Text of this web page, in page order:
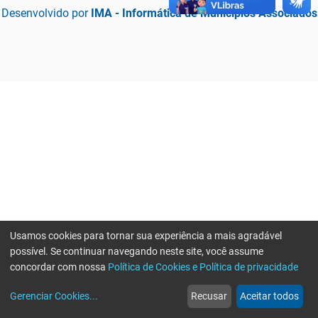
Desenvolvido por IMA - Informática de Municípios Associados
web
Notícias
more_horiz
Mais
Usamos cookies para tornar sua experiência a mais agradável
possível. Se continuar navegando neste site, você assume
concordar com nossa Política de Cookies e Política de privacidade
Gerenciar Cookies... Recusar Aceitar todos
Erro ao enviar informações, por favor tente novamente